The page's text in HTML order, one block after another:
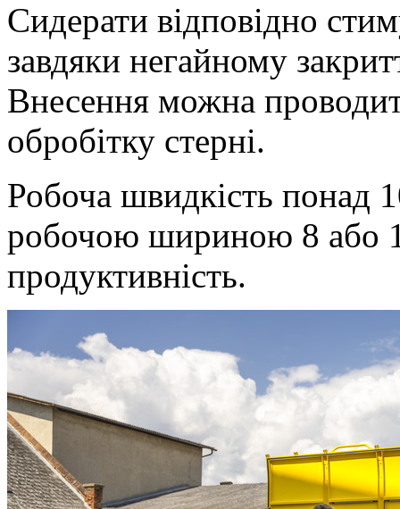
Сидерати відповідно
завдяки негайному
Внесення можна
обробітку стерні.
Робоча швидкість понад
робочою шириною 8 або
продуктивність.